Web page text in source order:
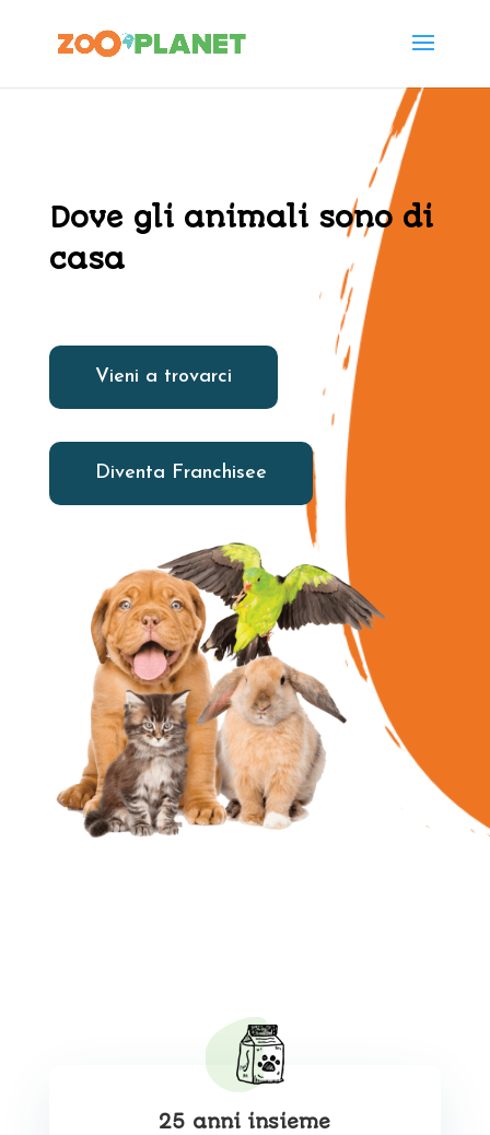
Dove gli animali sono di
casa
Vieni a trovarci
Diventa Franchisee
25 anni insieme